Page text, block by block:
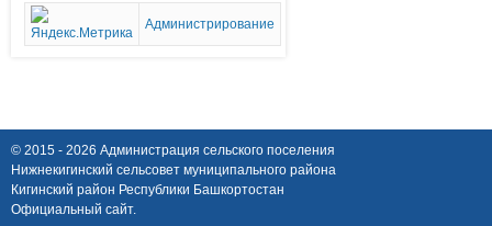
Администрирование
© 2015 - 2026 Администрация сельского поселения
Нижнекигинский сельсовет муниципального района
Кигинский район Республики Башкортостан
Официальный сайт.